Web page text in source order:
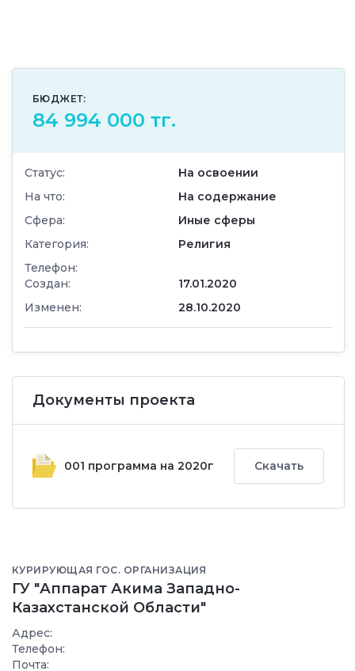
БЮДЖЕТ:
84 994 000 тг.
Статус:
На освоении
На что:
На содержание
Сфера:
Иные сферы
Категория:
Религия
Телефон:
Создан:
17.01.2020
Изменен:
28.10.2020
Документы проекта
001 программа на 2020г Скачать
КУРИРУЮЩАЯ ГОС. ОРГАНИЗАЦИЯ
ГУ "Аппарат Акима Западно-
Казахстанской Области"
Адрес:
Телефон:
Почта: